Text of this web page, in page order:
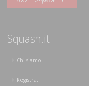
Squash.it
Chi siamo
Registrati